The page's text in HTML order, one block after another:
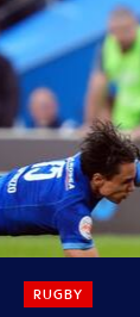
RUGBY